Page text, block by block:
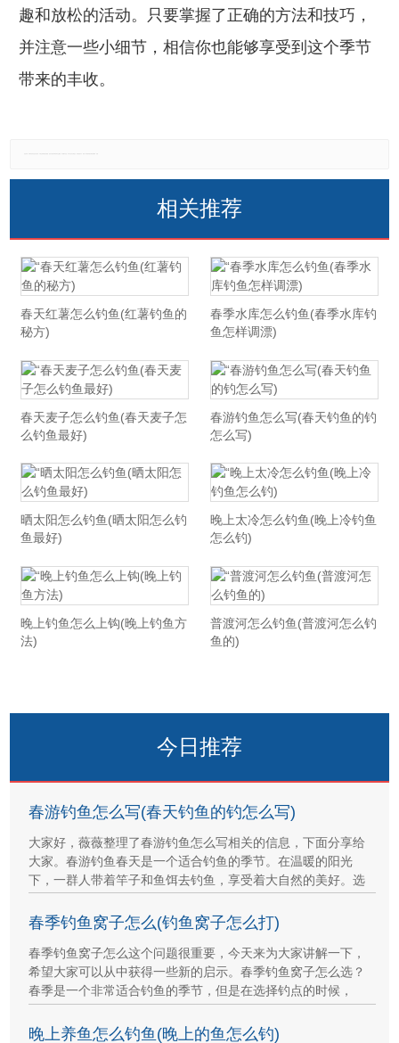
趣和放松的活动。只要掌握了正确的方法和技巧，
并注意一些小细节，相信你也能够享受到这个季节
带来的丰收。
相关推荐
春天红薯怎么钓鱼(红薯钓鱼的
秘方)
春季水库怎么钓鱼(春季水库钓
鱼怎样调漂)
春天麦子怎么钓鱼(春天麦子怎
么钓鱼最好)
春游钓鱼怎么写(春天钓鱼的钓
怎么写)
晒太阳怎么钓鱼(晒太阳怎么钓
鱼最好)
晚上太冷怎么钓鱼(晚上冷钓鱼
怎么钓)
晚上钓鱼怎么上钩(晚上钓鱼方
法)
普渡河怎么钓鱼(普渡河怎么钓
鱼的)
今日推荐
春游钓鱼怎么写(春天钓鱼的钓怎么写)
大家好，薇薇整理了春游钓鱼怎么写相关的信息，下面分享给
大家。春游钓鱼春天是一个适合钓鱼的季节。在温暖的阳光
下，一群人带着竿子和鱼饵去钓鱼，享受着大自然的美好。选
春季钓鱼窝子怎么(钓鱼窝子怎么打)
春季钓鱼窝子怎么这个问题很重要，今天来为大家讲解一下，
希望大家可以从中获得一些新的启示。春季钓鱼窝子怎么选？
春季是一个非常适合钓鱼的季节，但是在选择钓点的时候，
晚上养鱼怎么钓鱼(晚上的鱼怎么钓)